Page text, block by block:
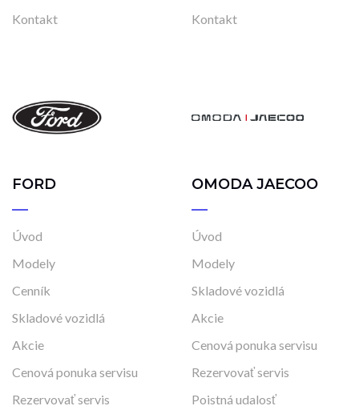
Kontakt
Kontakt
FORD
Úvod
Modely
Cenník
Skladové vozidlá
Akcie
Cenová ponuka servisu
Rezervovať servis
OMODA JAECOO
Úvod
Modely
Skladové vozidlá
Akcie
Cenová ponuka servisu
Rezervovať servis
Poistná udalosť